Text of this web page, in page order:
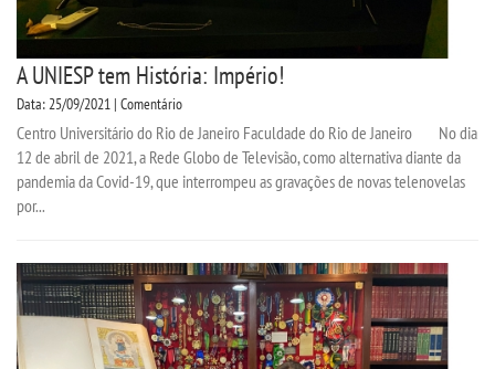
A UNIESP tem História: Império!
Data: 25/09/2021 | Comentário
Centro Universitário do Rio de Janeiro Faculdade do Rio de Janeiro No dia
12 de abril de 2021, a Rede Globo de Televisão, como alternativa diante da
pandemia da Covid-19, que interrompeu as gravações de novas telenovelas
por...